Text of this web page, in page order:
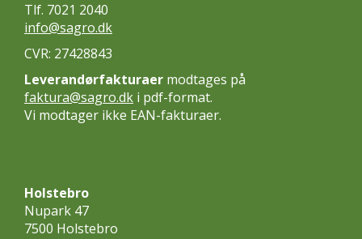
Tlf. 7021 2040
info@sagro.dk
CVR: 27428843
Leverandørfakturaer modtages på
faktura@sagro.dk i pdf-format.
Vi modtager ikke EAN-fakturaer.
Holstebro
Nupark 47
7500 Holstebro